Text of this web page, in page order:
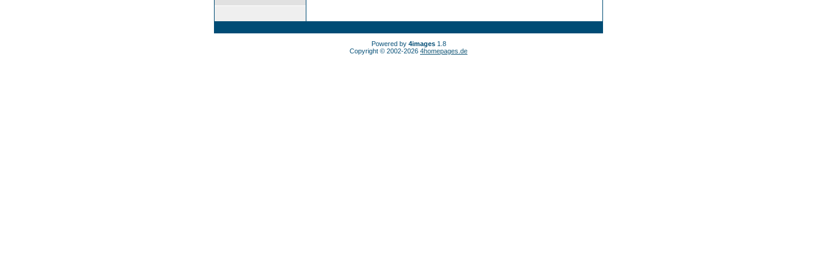
Powered by 4images1.8
Copyright © 2002-2026 4homepages.de